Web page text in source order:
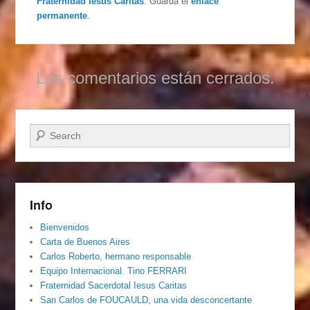
permanente
Los comentarios están cerrados.
Buscar
Info
Bienvenidos
Carta de Buenos Aires
Carlos Roberto, hermano responsable
Equipo Internacional. Tino FERRARI
Fraternidad Sacerdotal Iesus Caritas
San Carlos de FOUCAULD, una vida desconcertante